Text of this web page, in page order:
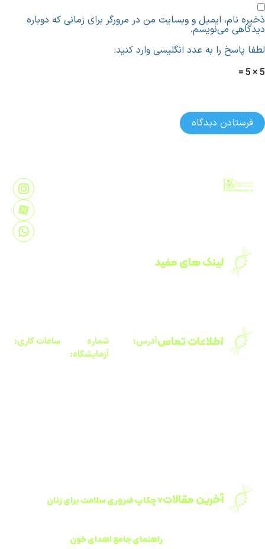
ذخیره نام، ایمیل و وبسایت من در مرورگر برای زمانی که دوباره
دیدگاهی می‌نویسم.
لطفا پاسخ را به عدد انگلیسی وارد کنید:
5 × 5 =
لینک های مفید
اطلاعات تماسآدرس:
شماره‌
آزمایشگاه:
ساعات کاری:
آخرین مقالات۷ چکاپ ضروری سلامت برای زنان
سابقه خانوادگی و عوامل خطر هر فرد
راهنمای جامع اهدای خون